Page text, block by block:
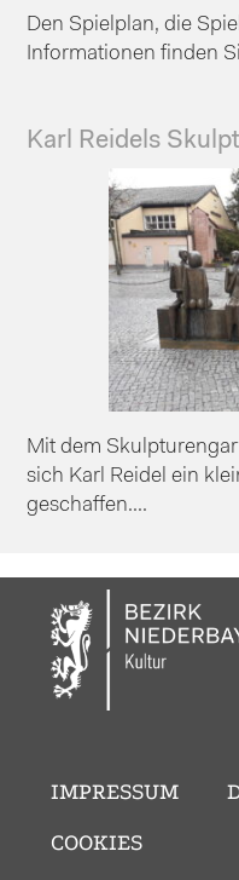
Den Spielplan, die
Informationen finden
Karl Reidels
Mit dem
sich Karl Reidel ein
geschaffen....
IMPRESSUM
COOKIES